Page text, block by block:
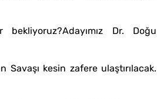
Dr. Doğu
kesin zafere ulaştırılacak.